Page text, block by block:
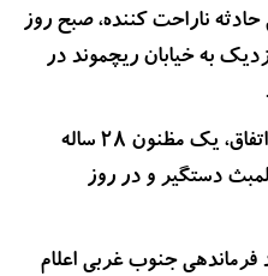
ناراحت کننده، صبح روز
نزدیک به خیابان ریچموند در
در عرض چند ساعت پس ازاین اتفاق، یک مظنون 28 ساله
دستگیر و در روز
فرماندهی جنوب غربی اعلام